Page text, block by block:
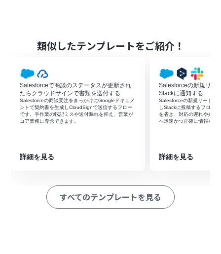
はじめに、SalesforceとGoogle スプレッドシートを
Yoomと連携します。
次に、トリガーでSalesforceを選択し、「商談オブジェク
トに新規レコードが登録されたら」というアクションを設
定します。
次に、オペレーションでSalesforceの「レコードを取得
最後に、オペレーションでGoogle スプレッドシートの
「レコードを追加する」アクションを設定し、取得した商
※「トリガー」：フロー起動のきっかけとなるアクション、「オ
ペレーション」：トリガー起動後、フロー内で処理を行うアク
類似したテンプレートをご紹介！
Salesforceで商談のステータスが更新され
たらクラウドサインで書類を送付する
Salesforceの商談受注をきっかけにGoogleドキュメ
ントで契約書を生成しCloudSignで送信するフロー
です。手作業の転記ミスや送付漏れを抑え、営業が
コア業務に専念できます。
詳細を見る
Salesforceの新規リー
Slackに通知する
Salesforceの新規リードを
しSlackに投稿するフロー
を省き、対応の遅れや共有
へ迅速かつ正確に情報を届
詳細を見る
すべてのテンプレートを見る